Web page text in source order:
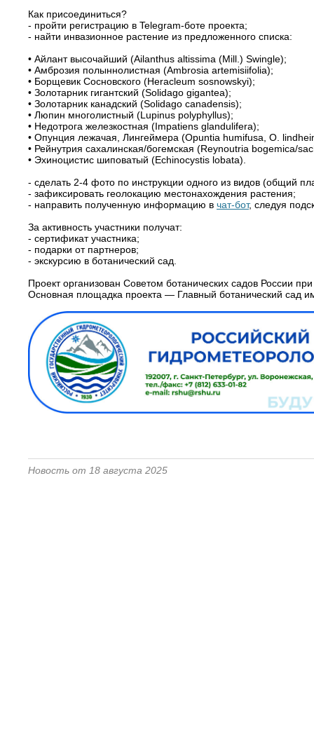
Как присоединиться?
- пройти регистрацию в Telegram-боте проекта;
- найти инвазионное растение из предложенного списка:
• Айлант высочайший (Ailanthus altissima (Mill.) Swingle);
• Амброзия полыннолистная (Ambrosia artemisiifolia);
• Борщевик Сосновского (Heracleum sosnowskyi);
• Золотарник гигантский (Solidago gigantea);
• Золотарник канадский (Solidago canadensis);
• Люпин многолистный (Lupinus polyphyllus);
• Недотрога железкостная (Impatiens glandulifera);
• Опунция лежачая, Лингеймера (Opuntia humifusa, O.
• Рейнутрия сахалинская/богемская (Reynoutria bogemica/
• Эхиноцистис шиповатый (Echinocystis lobata).
- сделать 2-4 фото по инструкции одного из видов (общий
- зафиксировать геолокацию местонахождения растения;
- направить полученную информацию в чат-бот, следуя
За активность участники получат:
- сертификат участника;
- подарки от партнеров;
- экскурсию в ботанический сад.
Проект организован Советом ботанических садов России
Основная площадка проекта — Главный ботанический сад
Новость от 18 августа 2025